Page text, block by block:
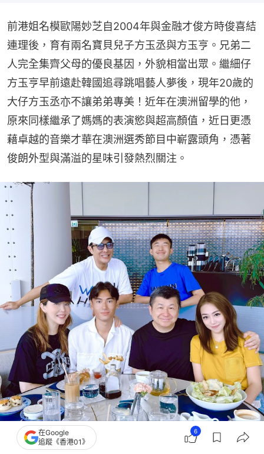
前港姐名模歐陽妙芝自2004年與金融才俊方時俊喜結
連理後，育有兩名寶貝兒子方玉丞與方玉亨。兄弟二
人完全集齊父母的優良基因，外貌相當出眾。繼細仔
方玉亨早前遠赴韓國追尋跳唱藝人夢後，現年20歲的
大仔方玉丞亦不讓弟弟專美！近年在澳洲留學的他，
原來同樣繼承了媽媽的表演慾與超高顏值，近日更憑
藉卓越的音樂才華在澳洲選秀節目中嶄露頭角，憑著
俊朗外型與滿溢的星味引發熱烈關注。
在Google
追蹤《香港01》
6